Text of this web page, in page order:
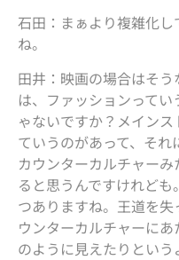
石田：まぁより複雑化
ね。
田井：映画の場合はそ
は、ファッションって
ゃないですか？メイン
ていうのがあって、そ
カウンターカルチャー
ると思うんですけれど
つありますね。王道を
ウンターカルチャーに
のように見えたりという